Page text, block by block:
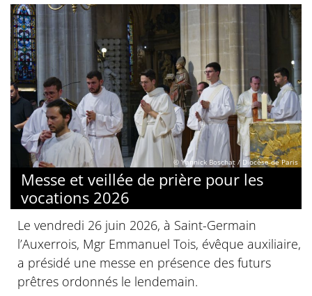
© Yannick Boschat / Diocèse de Paris
Messe et veillée de prière pour les
vocations 2026
Le vendredi 26 juin 2026, à Saint-Germain
l’Auxerrois, Mgr Emmanuel Tois, évêque auxiliaire,
a présidé une messe en présence des futurs
prêtres ordonnés le lendemain.